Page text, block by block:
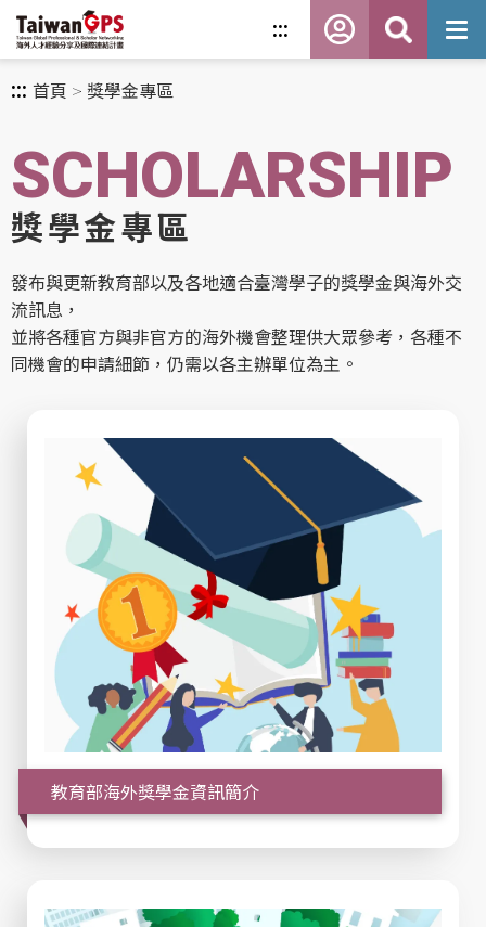
內
:::
::: 首頁 獎學金專區
SCHOLARSHIP
獎學金專區
發布與更新教育部以及各地適合臺灣學子的獎學金與海外交
流訊息，
並將各種官方與非官方的海外機會整理供大眾參考，各種不
同機會的申請細節，仍需以各主辦單位為主。
教育部海外獎學金資訊簡介